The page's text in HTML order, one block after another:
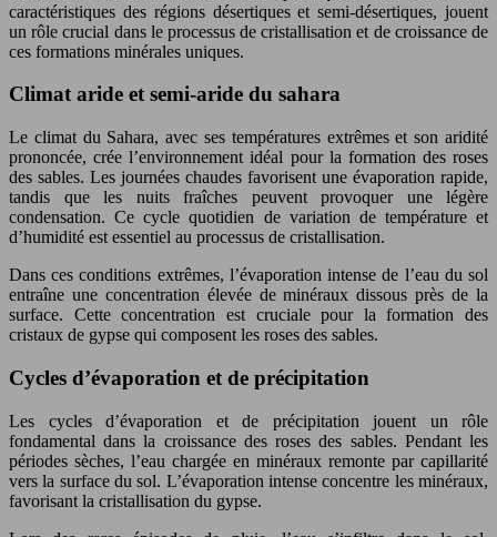
caractéristiques des régions désertiques et semi-désertiques, jouent
un rôle crucial dans le processus de cristallisation et de croissance de
ces formations minérales uniques.
Climat aride et semi-aride du sahara
Le climat du Sahara, avec ses températures extrêmes et son aridité
prononcée, crée l’environnement idéal pour la formation des roses
des sables. Les journées chaudes favorisent une évaporation rapide,
tandis que les nuits fraîches peuvent provoquer une légère
condensation. Ce cycle quotidien de variation de température et
d’humidité est essentiel au processus de cristallisation.
Dans ces conditions extrêmes, l’évaporation intense de l’eau du sol
entraîne une concentration élevée de minéraux dissous près de la
surface. Cette concentration est cruciale pour la formation des
cristaux de gypse qui composent les roses des sables.
Cycles d’évaporation et de précipitation
Les cycles d’évaporation et de précipitation jouent un rôle
fondamental dans la croissance des roses des sables. Pendant les
périodes sèches, l’eau chargée en minéraux remonte par capillarité
vers la surface du sol. L’évaporation intense concentre les minéraux,
favorisant la cristallisation du gypse.